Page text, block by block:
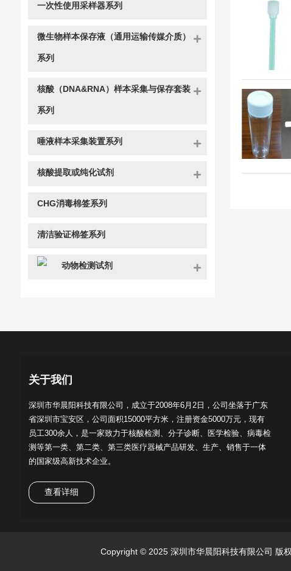
一次性使用采样器系列
微生物样本保存液（通用运输传媒介质）
系列
核酸（DNA&RNA）样本采集与保存套装
系列
唾液样本采集装置系列
核酸提取或纯化试剂
CHG消毒棉签系列
清洁验证棉签系列
动物检测试剂
关于我们
深圳市华晨阳科技有限公司，成立于2008年6月2日，公司坐落于广东
省深圳市宝安区，公司面积15000平方米，注册资金5000万元，现有
员工300余人，是一家致力于核酸检测、分子诊断、医学检验、病毒检
测等第一类、第二类、第三类医疗器械产品研发、生产、销售于一体
的国家级高新技术企业。
查看详细
Copyright © 2025 深圳市华晨阳科技有限公司 版